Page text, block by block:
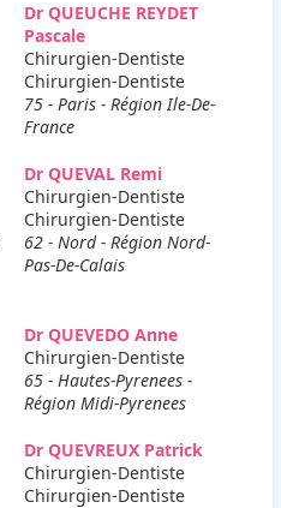
Dr QUEUCHE REYDET
Pascale
Chirurgien-Dentiste
Chirurgien-Dentiste
75 - Paris - Région Ile-De-
France
Dr QUEVAL Remi
Chirurgien-Dentiste
Chirurgien-Dentiste
62 - Nord - Région Nord-
Pas-De-Calais
Dr QUEVEDO Anne
Chirurgien-Dentiste
65 - Hautes-Pyrenees -
Région Midi-Pyrenees
Dr QUEVREUX Patrick
Chirurgien-Dentiste
Chirurgien-Dentiste